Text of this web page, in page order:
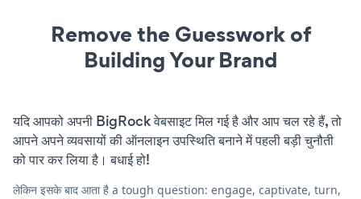
Remove the Guesswork of
Building Your Brand
यदि आपको अपनी BigRock वेबसाइट मिल गई है और आप चल रहे हैं, तो
आपने अपने व्यवसायों की ऑनलाइन उपस्थिति बनाने में पहली बड़ी चुनौती
को पार कर लिया है। बधाई हो!
लेकिन इसके बाद आता है a tough question: engage, captivate, turn,